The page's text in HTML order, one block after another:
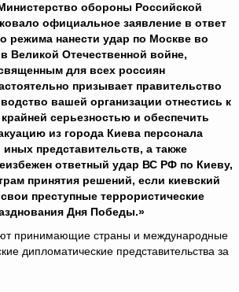
обороны Российской
официальное заявление в ответ
режима нанести удар по Москве во
Великой Отечественной войне,
для всех россиян
призывает правительство
вашей организации отнестись к
серьезностью и обеспечить
из города Киева персонала
представительств, а также
ответный удар ВС РФ по Киеву,
принятия решений, если киевский
преступные террористические
Дня Победы.»
принимающие страны и международные
дипломатические представительства за